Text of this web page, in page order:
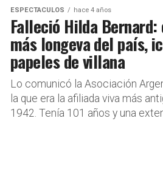
ESPECTACULOS hace 4 años
Falleció Hilda
más longeva del país,
papeles de villana
Lo comunicó la Asociación
la que era la afiliada viva más
1942. Tenía 101 años y una